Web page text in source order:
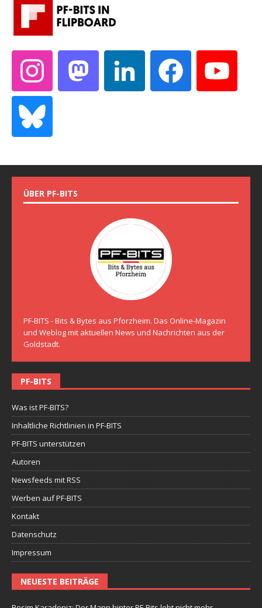
ÜBER PF-BITS
PF-BITS - Bits & Bytes aus Pforzheim. Das Online-Magazin
und Weblog mit aktuellen News und Nachrichten aus der
Goldstadt.
PF-BITS
Was ist PF-BITS?
Inhaltliche Richtlinien in PF-BITS
PF-BITS unterstützen
Autoren
Newsfeeds mit RSS
Werben auf PF-BITS
Kontakt
Datenschutz
Impressum
NEUESTE BEITRÄGE